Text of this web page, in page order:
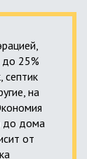
до 25%
септик
на
до дома
от